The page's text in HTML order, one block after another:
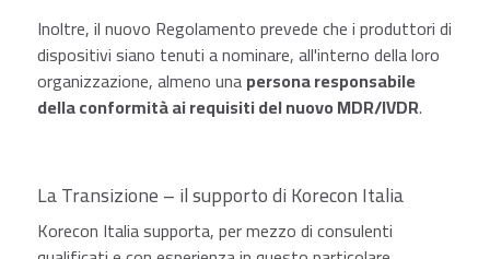
Inoltre, il nuovo Regolamento prevede che i produttori di
dispositivi siano tenuti a nominare, all'interno della loro
organizzazione, almeno unapersona responsabile
della conformità ai requisiti del nuovo MDR/IVDR.
La Transizione – il supporto di Korecon Italia
Korecon Italia supporta, per mezzo di consulenti